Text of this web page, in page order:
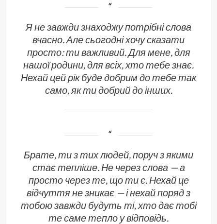
Я не завжди знаходжу потрібні слова
вчасно. Але сьогодні хочу сказати
просто: ти важливий. Для мене, для
нашої родини, для всіх, хто тебе знає.
Нехай цей рік буде добрим до тебе так
само, як ти добрий до інших.
Брате, ти з тих людей, поруч з якими
стає тепліше. Не через слова — а
просто через те, що ти є. Нехай це
відчуття не зникає — і нехай поряд з
тобою завжди будуть ті, хто дає тобі
те саме тепло у відповідь.